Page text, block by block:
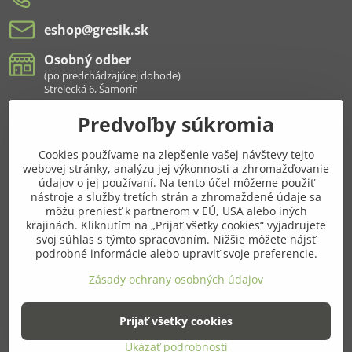
eshop​@gresik​.sk
Osobný odber
(po predchádzajúcej dohode)
Strelecká 6, Šamorín
Všetko k nákupu
Pridajte sa k nám aj na sieťach
Facebook Instagram
Najnavštevovanejšie kategórie
Ďalšie kategórie
©2026Copyright
Predvoľby súkromiaZásady ochrany osobných údajov
Predvoľby súkromia
Cookies používame na zlepšenie vašej návštevy tejto
webovej stránky, analýzu jej výkonnosti a zhromažďovanie
údajov o jej používaní. Na tento účel môžeme použiť
nástroje a služby tretích strán a zhromaždené údaje sa
môžu preniesť k partnerom v EÚ, USA alebo iných
krajinách. Kliknutím na „Prijať všetky cookies“ vyjadrujete
svoj súhlas s týmto spracovaním. Nižšie môžete nájsť
podrobné informácie alebo upraviť svoje preferencie.
Zásady ochrany osobných údajov
Ukázať podrobnosti
Prijať všetky cookies